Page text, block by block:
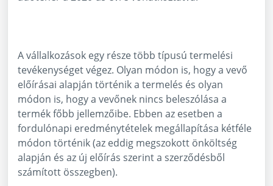
A vállalkozások egy része több típusú termelési
tevékenységet végez. Olyan módon is, hogy a vevő
előírásai alapján történik a termelés és olyan
módon is, hogy a vevőnek nincs beleszólása a
termék főbb jellemzőibe. Ebben az esetben a
fordulónapi eredménytételek megállapítása kétféle
módon történik (az eddig megszokott önköltség
alapján és az új előírás szerint a szerződésből
számított összegben).